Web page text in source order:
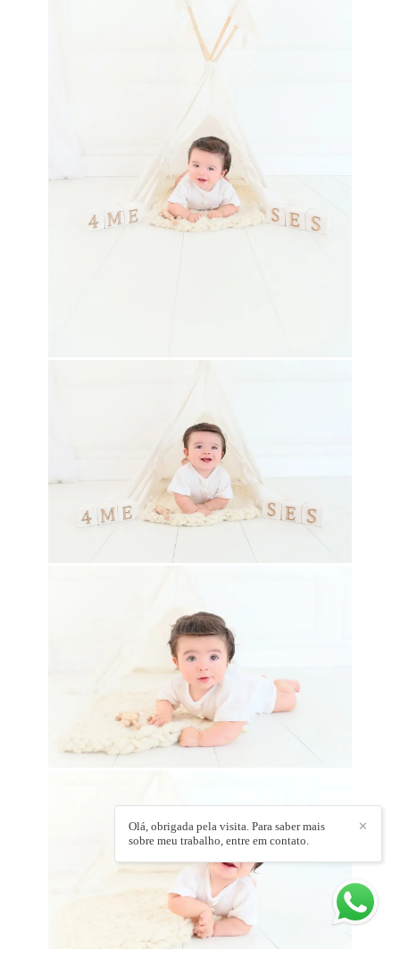
✕
Olá, obrigada pela visita. Para saber mais
sobre meu trabalho, entre em contato.